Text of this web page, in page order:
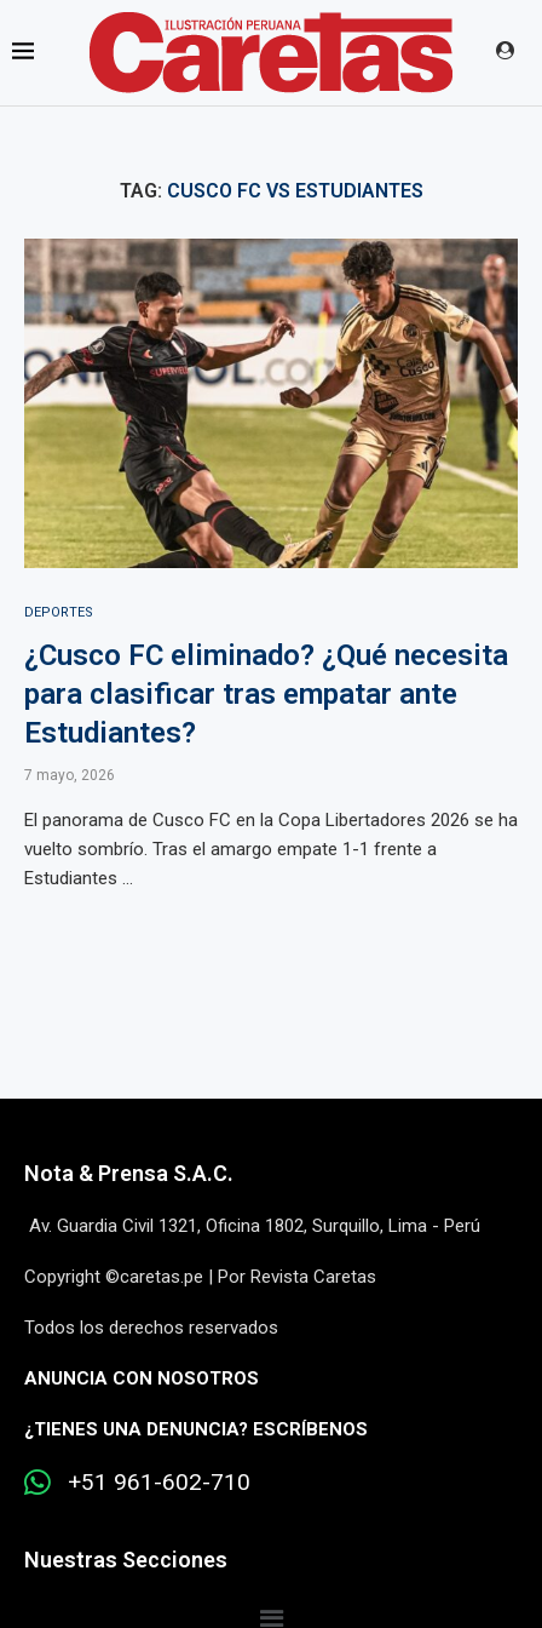
TAG: CUSCO FC VS ESTUDIANTES
DEPORTES
¿Cusco FC eliminado? ¿Qué necesita
para clasificar tras empatar ante
Estudiantes?
7 mayo, 2026
El panorama de Cusco FC en la Copa Libertadores 2026 se ha
vuelto sombrío. Tras el amargo empate 1-1 frente a
Estudiantes ...
Nota & Prensa S.A.C.
Av. Guardia Civil 1321, Oficina 1802, Surquillo, Lima - Perú
Copyright ©caretas.pe | Por Revista Caretas
Todos los derechos reservados
ANUNCIA CON NOSOTROS
¿TIENES UNA DENUNCIA? ESCRÍBENOS
+51 961-602-710
Nuestras Secciones